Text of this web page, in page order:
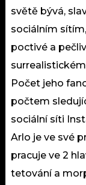
světě bývá,
sociálním sítím
poctivé a
Počet jeho
počtem
sociální síti
Arlo je ve své
pracuje ve 2
tetování a